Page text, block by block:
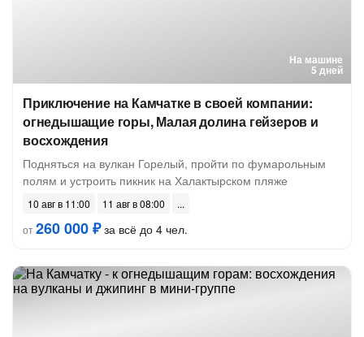
На машине
5 дней
Приключение на Камчатке в своей компании:
огнедышащие горы, Малая долина гейзеров и
восхождения
Подняться на вулкан Горелый, пройти по фумарольным
полям и устроить пикник на Халактырском пляже
10 авг в 11:00
11 авг в 08:00
от260 000 ₽за всё до 4 чел.